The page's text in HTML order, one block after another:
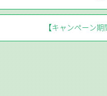
【キャンペーン